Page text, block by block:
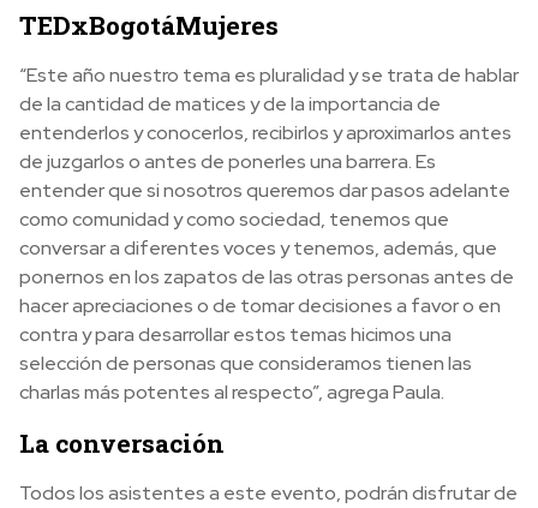
TEDxBogotáMujeres
“Este año nuestro tema es pluralidad y se trata de hablar
de la cantidad de matices y de la importancia de
entenderlos y conocerlos, recibirlos y aproximarlos antes
de juzgarlos o antes de ponerles una barrera. Es
entender que si nosotros queremos dar pasos adelante
como comunidad y como sociedad, tenemos que
conversar a diferentes voces y tenemos, además, que
ponernos en los zapatos de las otras personas antes de
hacer apreciaciones o de tomar decisiones a favor o en
contra y para desarrollar estos temas hicimos una
selección de personas que consideramos tienen las
charlas más potentes al respecto”, agrega Paula.
La conversación
Todos los asistentes a este evento, podrán disfrutar de